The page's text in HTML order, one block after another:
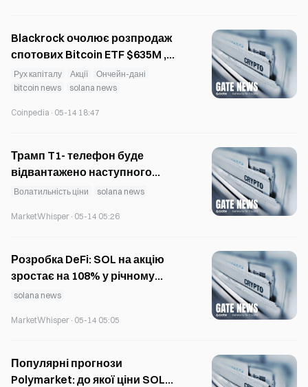
Blackrock очолює розпродаж
спотових Bitcoin ETF $635M ,
тоді як попит на Solana
тримається надійно
Рух капіталу Акції
Ончейн-дані
bitcoin news
solana news
Coinpedia · 05-14 18:47
Трамп T1- телефон буде
відвантажено наступного
тижня, токен TRUMP усе ще
Волатильність ціни solana news
MarketWhisper · 05-14 05:26
Розробка DeFi: SOL на акцію
зростає на 108% у річному
вимірі, чистий збиток у I
доларів
solana news
MarketWhisper · 05-14 05:05
Популярні прогнози
Polymarket: до якої ціни SOL